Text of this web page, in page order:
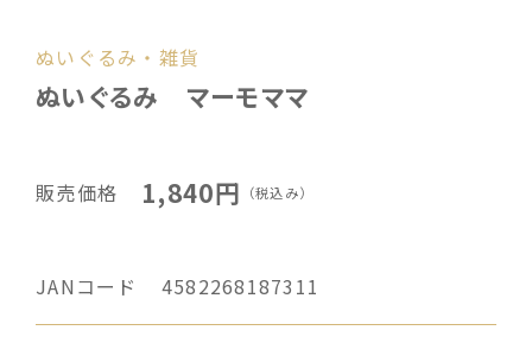
ぬいぐるみ・雑貨
ぬいぐるみ マーモママ
販売価格 1,840円 （税込み）
JANコード 4582268187311